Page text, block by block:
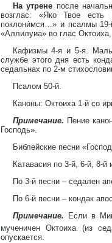
На утрене после
возглас: «Яко Твое есть
поклони́мся…» и псалмы 19-
«Аллилуиа» во глас
Кафизмы 4-я и 5-я.
службе этого дня есть
седальнах по 2-м
Псалом 50-й.
Каноны: Октоиха 1-й со
Примечание. Пение
Господь».
Библейские песни
Катавасия по 3-й, 6-й, 8-й
По 3-й песни – седален
По 6-й песни – кондак
Примечание. Если в
мученичен Октоиха (из
опускается.